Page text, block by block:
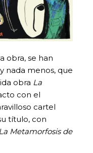
obra, se han
nada menos, que
obra La
con el
cartel
título, con
Metamorfosis de